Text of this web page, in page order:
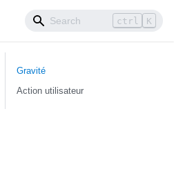
ctrl K
Gravité
Action utilisateur